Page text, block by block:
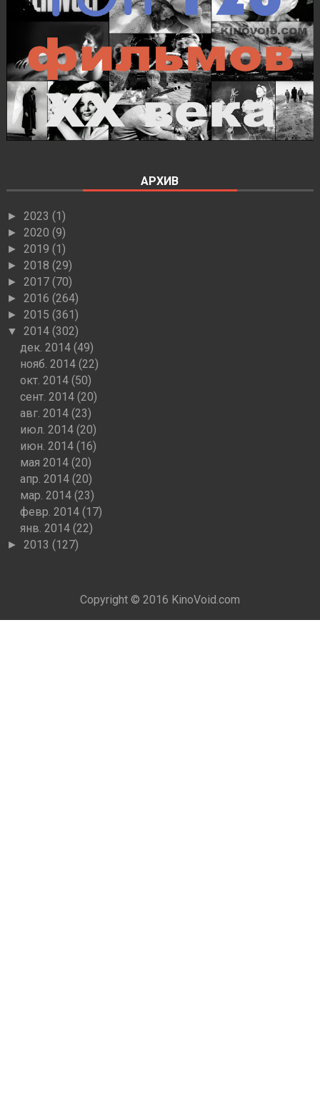
АРХИВ
► 2023 (1)
► 2020 (9)
► 2019 (1)
► 2018 (29)
► 2017 (70)
► 2016 (264)
► 2015 (361)
▼ 2014 (302)
дек. 2014(49)
нояб. 2014(22)
окт. 2014(50)
сент. 2014(20)
авг. 2014(23)
июл. 2014(20)
июн. 2014(16)
мая 2014(20)
апр. 2014(20)
мар. 2014(23)
февр. 2014(17)
янв. 2014(22)
► 2013 (127)
Copyright © 2016 KinoVoid.com